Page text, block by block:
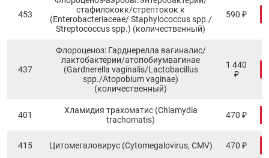
453
стафилококк/стрептокок к
(Enterobacteriaceae/ Staphylococcus spp./
Streptococcus spp.) (количественный)
590 ₽
437
Флороценоз: Гарднерелла вагиналис/
лактобактерии/атопобиумвагинае
(Gardnerella vaginalis/Lactobacillus
spp./Atopobium vaginae)
(количественный)
1 440
₽
401
Хламидия трахоматис (Chlamydia
trachomatis)
470 ₽
415 Цитомегаловирус (Сytomegalovirus, CMV) 470 ₽